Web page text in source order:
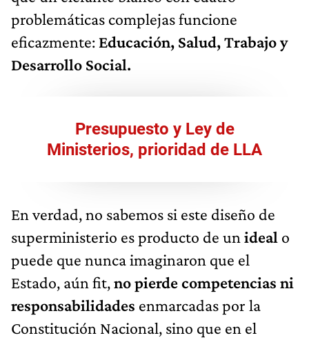
problemáticas complejas funcione
eficazmente: Educación, Salud, Trabajo y
Desarrollo Social.
Presupuesto y Ley de
Ministerios, prioridad de LLA
En verdad, no sabemos si este diseño de
superministerio es producto de un ideal o
puede que nunca imaginaron que el
Estado, aún fit,no pierde competencias ni
responsabilidades enmarcadas por la
Constitución Nacional, sino que en el